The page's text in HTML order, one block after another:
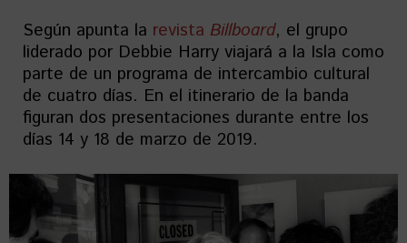
Según apunta la revista Billboard, el grupo
liderado por Debbie Harry viajará a la Isla como
parte de un programa de intercambio cultural
de cuatro días. En el itinerario de la banda
figuran dos presentaciones durante entre los
días 14 y 18 de marzo de 2019.